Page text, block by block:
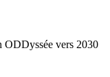
ODDyssée vers 2030